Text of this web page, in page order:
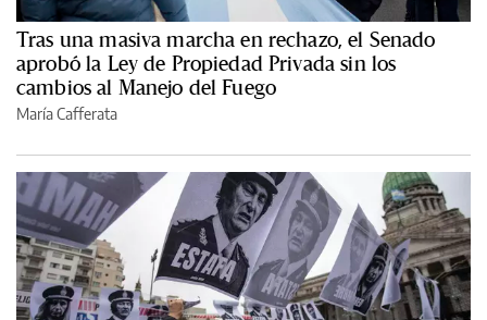
Tras una masiva marcha en rechazo, el Senado
aprobó la Ley de Propiedad Privada sin los
cambios al Manejo del Fuego
María Cafferata